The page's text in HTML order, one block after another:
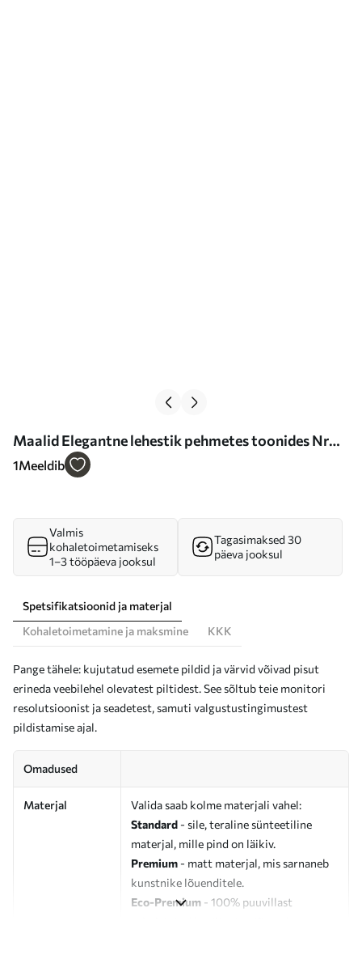
Maalid Elegantne lehestik pehmetes toonides Nr
s36365
1Meeldib
Valmis
kohaletoimetamiseks
1–3 tööpäeva jooksul
Tagasimaksed 30
päeva jooksul
Spetsifikatsioonid ja materjal
Kohaletoimetamine ja maksmine
KKK
Pange tähele: kujutatud esemete pildid ja värvid võivad pisut
erineda veebilehel olevatest piltidest. See sõltub teie monitori
resolutsioonist ja seadetest, samuti valgustustingimustest
pildistamise ajal.
Omadused
Materjal
Valida saab kolme materjali vahel:
Standard - sile, teraline sünteetiline
materjal, mille pind on läikiv.
Premium - matt materjal, mis sarnaneb
kunstnike lõuenditele.
Eco-Premium - 100% puuvillast